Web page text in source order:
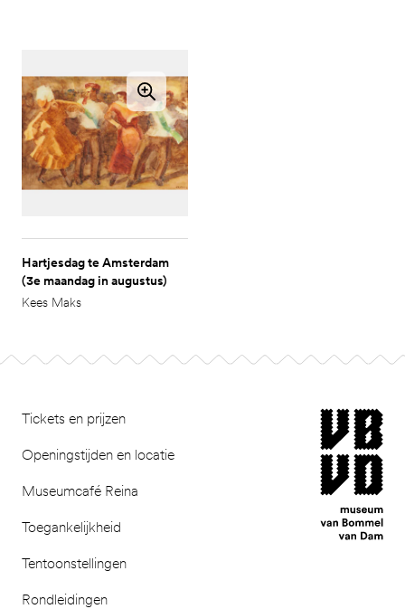
Hartjesdag te Amsterdam
(3e maandag in augustus)
Kees Maks
Tickets en prijzen
Openingstijden en locatie
Museumcafé Reina
Toegankelijkheid
Tentoonstellingen
Rondleidingen
museum van